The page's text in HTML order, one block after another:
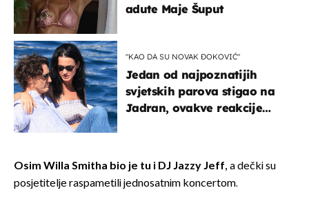
adute Maje Šuput
"KAO DA SU NOVAK ĐOKOVIĆ"
Jedan od najpoznatijih
svjetskih parova stigao na
Jadran, ovakve reakcije
Osim Willa Smitha bio je tu i DJ Jazzy Jeff, a dečki su
posjetitelje raspametili jednosatnim koncertom.